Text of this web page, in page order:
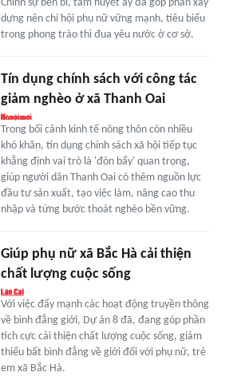
Chính sự bền bỉ, tâm huyết ấy đã góp phần xây
dựng nên chi hội phụ nữ vững mạnh, tiêu biểu
trong phong trào thi đua yêu nước ở cơ sở.
Tín dụng chính sách với công tác
giảm nghèo ở xã Thanh Oai
Trong bối cảnh kinh tế nông thôn còn nhiều
khó khăn, tín dụng chính sách xã hội tiếp tục
khẳng định vai trò là 'đòn bẩy' quan trọng,
giúp người dân Thanh Oai có thêm nguồn lực
đầu tư sản xuất, tạo việc làm, nâng cao thu
nhập và từng bước thoát nghèo bền vững.
Giúp phụ nữ xã Bắc Hà cải thiện
chất lượng cuộc sống
Với việc đẩy mạnh các hoạt động truyền thông
về bình đẳng giới, Dự án 8 đã, đang góp phần
tích cực cải thiện chất lượng cuộc sống, giảm
thiểu bất bình đẳng về giới đối với phụ nữ, trẻ
em xã Bắc Hà.